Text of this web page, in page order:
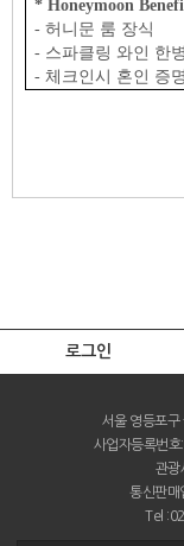
* Honeymoon
- 허니문 룸 장식
- 스파클링 와인 한
- 체크인시 혼인 증
로그인
서울 영등포
사업자등록번
관광
통신판매
Tel